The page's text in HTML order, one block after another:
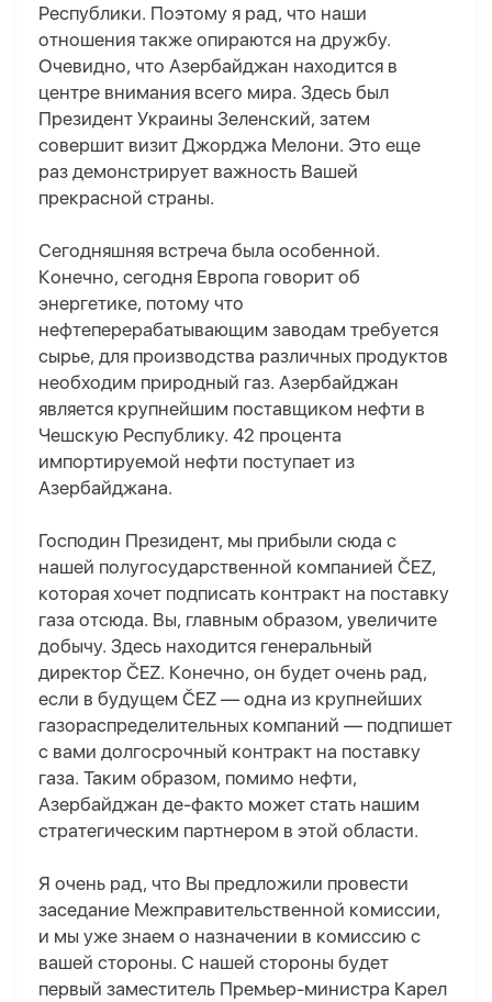
Республики. Поэтому я рад, что наши
отношения также опираются на дружбу.
Очевидно, что Азербайджан находится в
центре внимания всего мира. Здесь был
Президент Украины Зеленский, затем
совершит визит Джорджа Мелони. Это еще
раз демонстрирует важность Вашей
прекрасной страны.
Сегодняшняя встреча была особенной.
Конечно, сегодня Европа говорит об
энергетике, потому что
нефтеперерабатывающим заводам требуется
сырье, для производства различных продуктов
необходим природный газ. Азербайджан
является крупнейшим поставщиком нефти в
Чешскую Республику. 42 процента
импортируемой нефти поступает из
Азербайджана.
Господин Президент, мы прибыли сюда с
нашей полугосударственной компанией ČEZ,
которая хочет подписать контракт на поставку
газа отсюда. Вы, главным образом, увеличите
добычу. Здесь находится генеральный
директор ČEZ. Конечно, он будет очень рад,
если в будущем ČEZ — одна из крупнейших
газораспределительных компаний — подпишет
с вами долгосрочный контракт на поставку
газа. Таким образом, помимо нефти,
Азербайджан де-факто может стать нашим
стратегическим партнером в этой области.
Я очень рад, что Вы предложили провести
заседание Межправительственной комиссии,
и мы уже знаем о назначении в комиссию с
вашей стороны. С нашей стороны будет
первый заместитель Премьер-министра Карел